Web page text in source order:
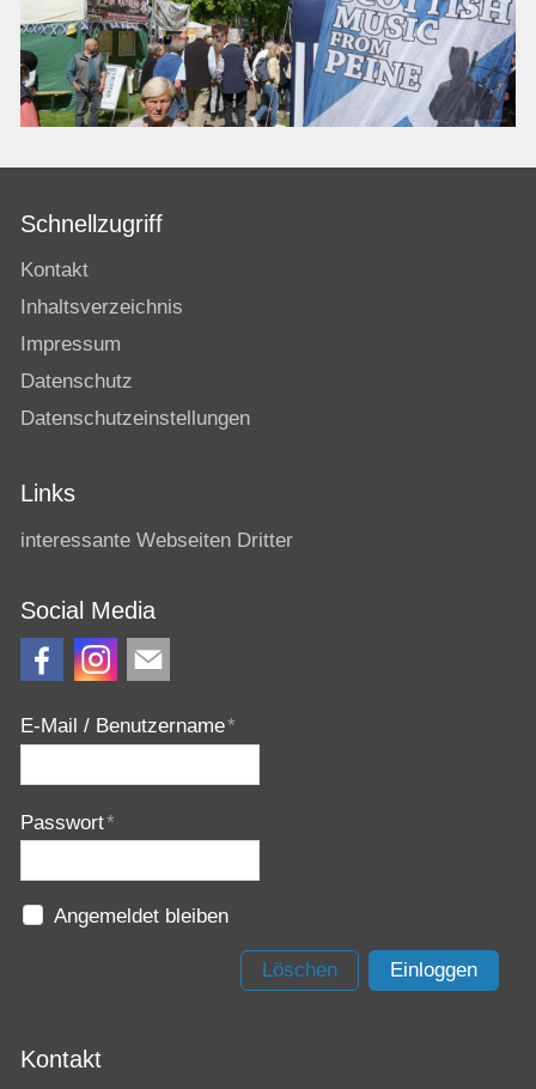
Schnellzugriff
Kontakt
Inhaltsverzeichnis
Impressum
Datenschutz
Datenschutzeinstellungen
Links
interessante Webseiten Dritter
Social Media
E-Mail / Benutzername*
Passwort*
Angemeldet bleiben
Löschen Einloggen
Kontakt